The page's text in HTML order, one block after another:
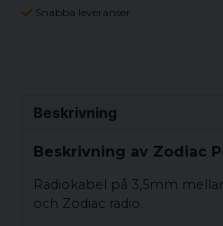
Snabba leveranser
Beskrivning
Beskrivning av Zodiac
Radiokabel på 3,5mm
och Zodiac radio.